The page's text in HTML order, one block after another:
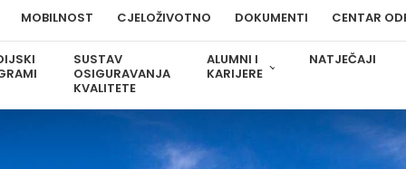
MOBILNOST CJELOŽIVOTNO DOKUMENTI CENTAR
SUSTAV
OSIGURAVANJA
KVALITETE
ALUMNI I
KARIJERE
NATJEČAJI